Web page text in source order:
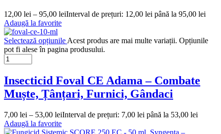
12,00 lei – 95,00 leiInterval de prețuri: 12,00 lei până la 95,00 lei
Adaugă la favorite
Selectează opțiunile Acest produs are mai multe variații. Opțiunile
pot fi alese în pagina produsului.
Insecticid Foval CE Adama – Combate
Muște, Țânțari, Furnici, Gândaci
7,00 lei – 53,00 leiInterval de prețuri: 7,00 lei până la 53,00 lei
Adaugă la favorite